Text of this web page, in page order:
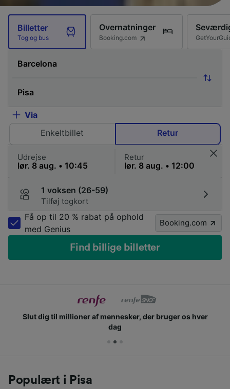
Billetter
Tog og bus
Overnatninger
Booking.com
Via
Enkeltbillet
Retur
Udrejse Retur
1 voksen (26-59)
Tilføj togkort
Få op til 20 % rabat på ophold
med Genius
Booking.com
Find billige billetter
Slut dig til millioner af mennesker, der bruger os hver
dag
Populært i Pisa